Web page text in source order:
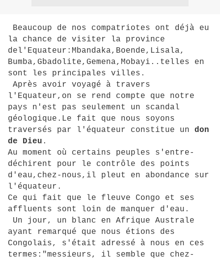
Beaucoup de nos compatriotes ont déjà eu
la chance de visiter la province
del'Equateur:Mbandaka,Boende,Lisala,
Bumba,Gbadolite,Gemena,Mobayi..telles en
sont les principales villes.
Après avoir voyagé à travers
l'Equateur,on se rend compte que notre
pays n'est pas seulement un scandal
géologique.Le fait que nous soyons
traversés par l'équateur constitue un don
de Dieu .
Au moment où certains peuples s'entre-
déchirent pour le contrôle des points
d'eau,chez-nous,il pleut en abondance sur
l'équateur.
Ce qui fait que le fleuve Congo et ses
affluents sont loin de manquer d'eau.
Un jour, un blanc en Afrique Australe
ayant remarqué que nous étions des
Congolais, s'était adressé à nous en ces
termes:"messieurs, il semble que chez-